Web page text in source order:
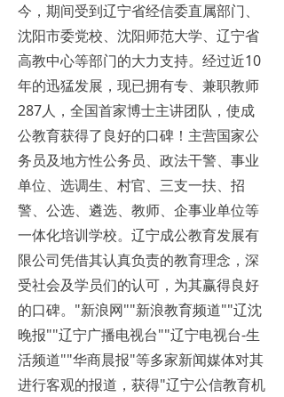
联系我们
招考动态
今，期间受到辽宁省经信委直属部门、
沈阳市委党校、沈阳师范大学、辽宁省
高教中心等部门的大力支持。经过近10
年的迅猛发展，现已拥有专、兼职教师
287人，全国首家博士主讲团队，使成
公教育获得了良好的口碑！主营国家公
务员及地方性公务员、政法干警、事业
单位、选调生、村官、三支一扶、招
警、公选、遴选、教师、企事业单位等
一体化培训学校。辽宁成公教育发展有
限公司凭借其认真负责的教育理念，深
受社会及学员们的认可，为其赢得良好
的口碑。"新浪网""新浪教育频道""辽沈
晚报""辽宁广播电视台""辽宁电视台-生
活频道""华商晨报"等多家新闻媒体对其
进行客观的报道，获得"辽宁公信教育机